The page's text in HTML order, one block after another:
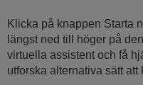
Klicka på knappen Starta
längst ned till höger på
virtuella assistent och få
utforska alternativa sätt att